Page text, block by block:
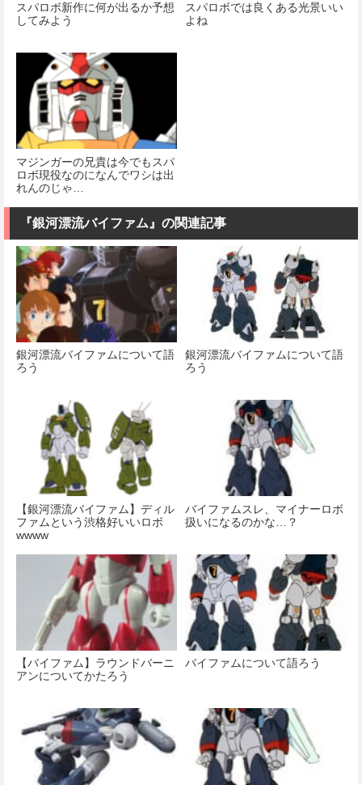
スパロボ新作に何が出るか予想
してみよう
スパロボでは良くある光景いい
よね
マジンガーの兄貴は今でもスパ
ロボ現役なのになんでワシは出
れんのじゃ…
『銀河漂流バイファム』の関連記事
銀河漂流バイファムについて語
ろう
銀河漂流バイファムについて語
ろう
【銀河漂流バイファム】ディル
ファムという渋格好いいロボ
wwww
バイファムスレ、マイナーロボ
扱いになるのかな…？
【バイファム】ラウンドバーニ
アンについてかたろう
バイファムについて語ろう